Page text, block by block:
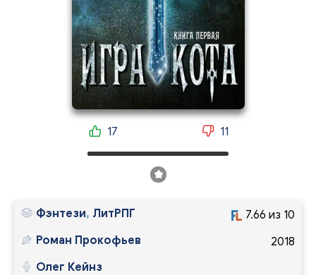
17 11
7.66 из 10
Фэнтези, ЛитРПГ
2018
Роман Прокофьев
Олег Кейнз